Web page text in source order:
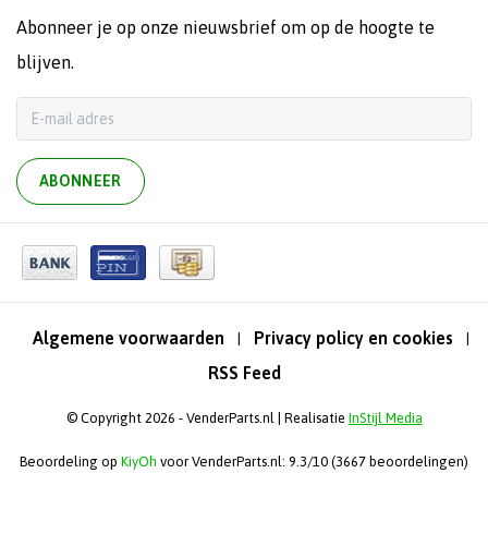
Abonneer je op onze nieuwsbrief om op de hoogte te
blijven.
ABONNEER
Algemene voorwaarden | Privacy policy en cookies |
RSS Feed
© Copyright 2026 - VenderParts.nl | Realisatie InStijl Media
Beoordeling op KiyOh voor VenderParts.nl: 9.3/10 (3667 beoordelingen)